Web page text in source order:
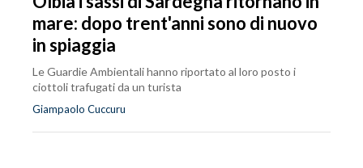
mare: dopo trent'anni sono di nuovo
in spiaggia
Le Guardie Ambientali hanno riportato al loro posto i
ciottoli trafugati da un turista
Giampaolo Cuccuru